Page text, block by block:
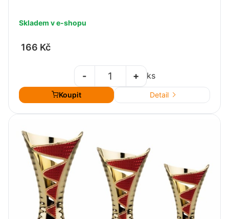
Skladem v e-shopu
166 Kč
+
- ks
Koupit Detail